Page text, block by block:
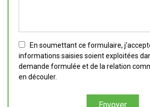
En soumettant ce formulaire,
informations saisies soient exploitées
demande formulée et de la relation
en découler.